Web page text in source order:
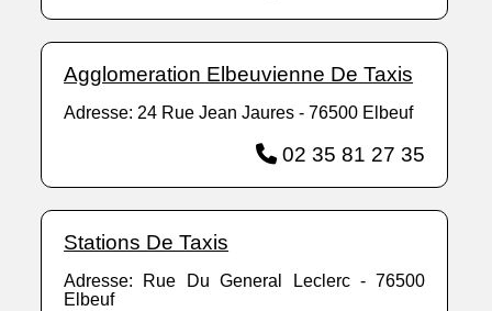
Agglomeration Elbeuvienne De Taxis
Adresse: 24 Rue Jean Jaures - 76500 Elbeuf
02 35 81 27 35
Stations De Taxis
Adresse: Rue Du General Leclerc - 76500
Elbeuf